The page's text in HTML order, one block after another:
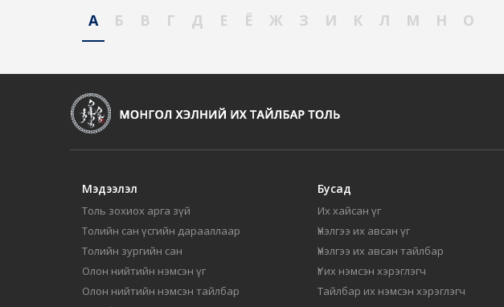
А Б В Г Д Е Ё Ж З И К Л М Н О
Мэдээлэл
Толь зохиох арга зүй
Толийн сан үсгийн дарааллаар
Толийн зургийн сан
Олон нийтийн нэмсэн үг
Олон нийтийн нэмсэн тайлбар
Бусад
Их хайсан үг
Үнэлгээ их авсан үг
Үнэлгээ их авсан тайлбар
Үг их нэмсэн хэрэглэгч
Тайлбар их нэмсэн хэрэглэгч